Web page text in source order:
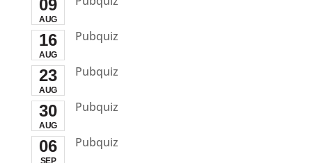
09
AUG
16
AUG
Pubquiz
23
AUG
Pubquiz
30
AUG
Pubquiz
06
SEP
Pubquiz